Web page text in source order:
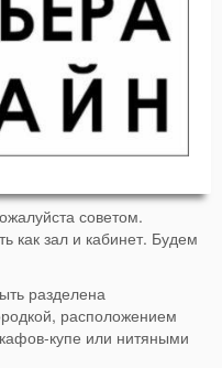
советом.
как зал и кабинет. Будем
разделена
расположением
купе или нитяными